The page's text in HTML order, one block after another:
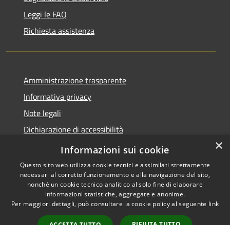
Leggi le FAQ
Richiesta assistenza
Amministrazione trasparente
Informativa privacy
Note legali
Dichiarazione di accessibilità
Feedback accessibilità
Accessibilità
Copyright © 2026 • Città di
Lamezia Terme • Powered by
Municipium• Accesso
×
Informazioni sui cookie
Questo sito web utilizza cookie tecnici e assimilati strettamente
necessari al corretto funzionamento e alla navigazione del sito,
nonché un cookie tecnico analitico al solo fine di elaborare
informazioni statistiche, aggregate e anonime.
Per maggiori dettagli, può consultare la cookie policy al seguente link